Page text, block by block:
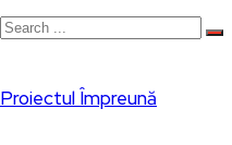
Proiectul Împreună